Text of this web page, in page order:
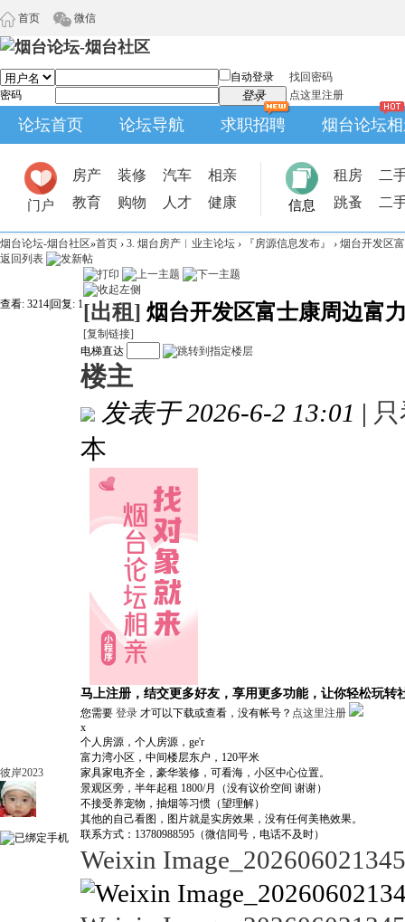
首页 微信
自动登录
找回密码
密码
登录 点这里注册
论坛首页 论坛导航 求职招聘 烟台论坛
门户
房产 装修 汽车
相亲
教育
购物 人才 健康 信息
租房
二
跳蚤
二
烟台论坛-烟台社区»首页 › 3. 烟台房产︱业主论坛 › 『房源信息发布』 › 烟台开发区
返回列表
查看: 3214 回复: 1[出租] 烟台开发区富士康周边富
[复制链接]
彼岸2023
电梯直达
楼主
发表于 2026-6-2 13:01 |
本
马上注册，结交更多好友，享用更多功能，让你轻松玩转
您需要 登录 才可以下载或查看，没有帐号？ 点这里注册
x
个人房源，个人房源，ge'r
富力湾小区，中间楼层东户，120平米
家具家电齐全，豪华装修，可看海，小区中心位置。
景观区旁，半年起租 1800/月（没有议价空间 谢谢）
不接受养宠物，抽烟等习惯（望理解）
其他的自己看图，图片就是实房效果，没有任何美艳效果。
联系方式：13780988595（微信同号，电话不及时）
Weixin